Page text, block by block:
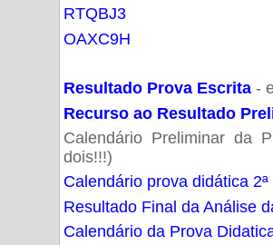
RTQBJ3
OAXC9H
Resultado Prova Escrita -
Recurso ao Resultado
Calendário Preliminar da
dois!!!)
Calendário prova didática
Resultado Final da Análise
Calendário da Prova